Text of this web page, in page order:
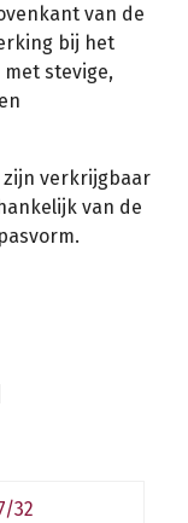
van de
bij het
stevige,
zijn verkrijgbaar
van de